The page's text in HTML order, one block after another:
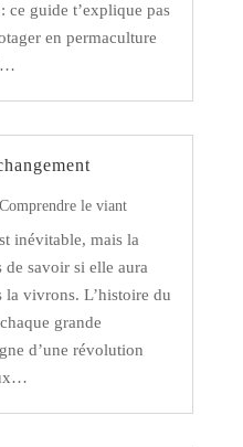
ce guide t’explique pas
en permaculture
Comprendre le viant
inévitable, mais la
de savoir si elle aura
vivrons. L’histoire du
grande
d’une révolution